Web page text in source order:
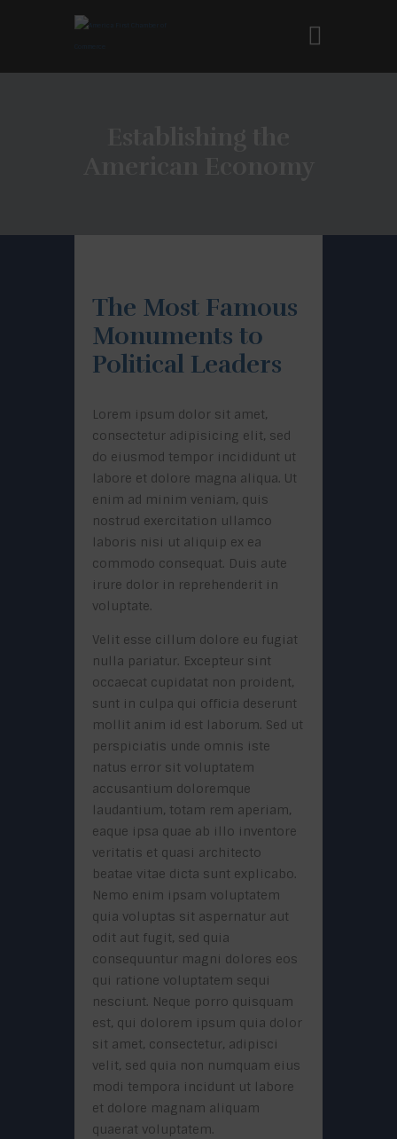
The Most Famous
Monuments to
Political Leaders
Lorem ipsum dolor sit amet,
consectetur adipisicing elit, sed
do eiusmod tempor incididunt ut
labore et dolore magna aliqua. Ut
enim ad minim veniam, quis
nostrud exercitation ullamco
laboris nisi ut aliquip ex ea
commodo consequat. Duis aute
irure dolor in reprehenderit in
voluptate.
Velit esse cillum dolore eu fugiat
nulla pariatur. Excepteur sint
occaecat cupidatat non proident,
sunt in culpa qui officia deserunt
mollit anim id est laborum. Sed ut
perspiciatis unde omnis iste
natus error sit voluptatem
accusantium doloremque
laudantium, totam rem aperiam,
eaque ipsa quae ab illo inventore
veritatis et quasi architecto
beatae vitae dicta sunt explicabo.
Nemo enim ipsam voluptatem
quia voluptas sit aspernatur aut
odit aut fugit, sed quia
consequuntur magni dolores eos
qui ratione voluptatem sequi
nesciunt. Neque porro quisquam
est, qui dolorem ipsum quia dolor
sit amet, consectetur, adipisci
velit, sed quia non numquam eius
modi tempora incidunt ut labore
et dolore magnam aliquam
quaerat voluptatem.